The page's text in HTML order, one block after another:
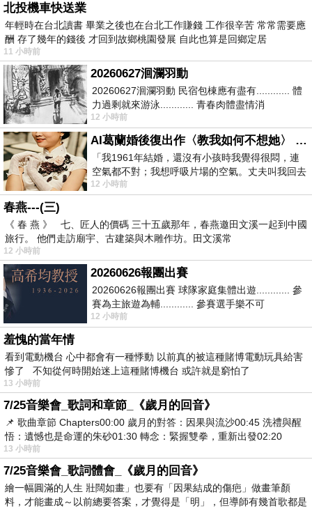
北投機車快送業
年輕時在台北讀書 畢業之後也在台北工作賺錢 工作很辛苦 常常需要應
酬 存了幾年的錢後 才回到故鄉桃園發展 自此也算是回鄉定居
11 小時前
20260627洄瀾羽動
20260627洄瀾羽動 民宿包棟應有盡有............ 體
力過剩就來游泳............ 青春肉體盡情消
磨............ 晚餐不必
12 小時前
AI葛蘭婚後復出作〈教我如何不想她〉 #戀上老電影 #葛蘭 #粟子
「我1961年結婚，還沒有小孩時我覺得很悶，連
空氣都不對；我想呼吸片場的空氣。丈夫叫我回去
試試看……拍了〈教我如何不想她〉（1963
12 小時前
春燕---(三)
《 春 燕 》 七、匠人的價碼 三十五歲那年，春燕邀田文溪一起到中國
旅行。 他們走訪廟宇、古建築與木雕作坊。田文溪常
12 小時前
20260626報團出賽
20260626報團出賽 球隊家庭集體出遊............ 參
賽為主旅遊為輔............ 參賽選手樂不可
支............ 賽前旅遊
12 小時前
羞愧的當年情
看到電動機台 心中都會有一種悸動 以前真的被這種賭博電動玩具給害
慘了 不知從何時開始迷上這種賭博機台 或許就是窮怕了
13 小時前
7/25音樂會_歌詞和章節_《歲月的回音》
📌 歌曲章節 Chapters00:00​ 歲月的對答：因果與流沙00:45​ 洗禮與醒
悟：遺憾也是命運的朱砂01:30​ 轉念：緊握雙拳，重新出發02:20
13 小時前
7/25音樂會_歌詞體會_《歲月的回音》
繪一幅圓滿的人生 壯闊如畫」也要有「因果結成的傷疤」做畫筆顏
料，才能畫成～以前總要答案，才覺得是「明」，但導師有幾首歌都是